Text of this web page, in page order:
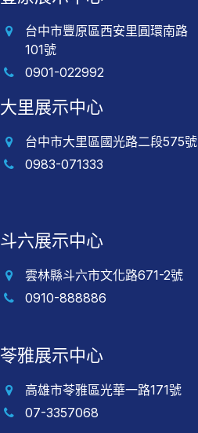
台中市豐原區西安里圓環南路
101號
0901-022992
大里展示中心
台中市大里區國光路二段575號
0983-071333
斗六展示中心
雲林縣斗六市文化路671-2號
0910-888886
苓雅展示中心
高雄市苓雅區光華一路171號
07-3357068